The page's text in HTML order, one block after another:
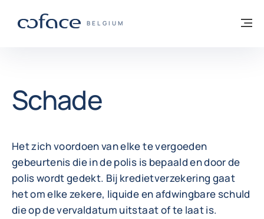
COFACE, FOR TRADE - GROEP WEBSITE
BELGIUM
Terug naar startpagina
Schade
Het zich voordoen van elke te vergoeden
gebeurtenis die in de polis is bepaald en door de
polis wordt gedekt. Bij kredietverzekering gaat
het om elke zekere, liquide en afdwingbare schuld
die op de vervaldatum uitstaat of te laat is.